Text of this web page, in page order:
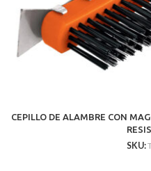
CEPILLO DE ALAMBRE CON
SKU: